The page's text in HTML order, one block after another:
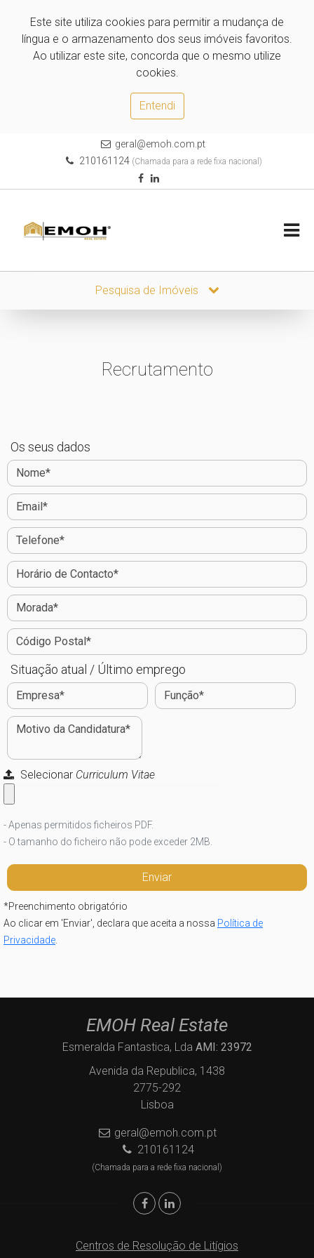
Este site utiliza cookies para permitir a mudança de
língua e o armazenamento dos seus imóveis favoritos.
Ao utilizar este site, concorda que o mesmo utilize
cookies.
Entendi
geral@emoh.com.pt
210161124(Chamada para a rede fixa nacional)
Pesquisa de Imóveis
Recrutamento
Os seus dados
Situação atual / Último emprego
Selecionar Curriculum Vitae
- Apenas permitidos ficheiros PDF.
- O tamanho do ficheiro não pode exceder 2MB.
*Preenchimento obrigatório
Ao clicar em 'Enviar', declara que aceita a nossa Política de
Privacidade.
EMOH Real Estate
Esmeralda Fantastica, Lda AMI: 23972
Avenida da Republica, 1438
2775-292
Lisboa
geral@emoh.com.pt
210161124
(Chamada para a rede fixa nacional)
Centros de Resolução de Litígios